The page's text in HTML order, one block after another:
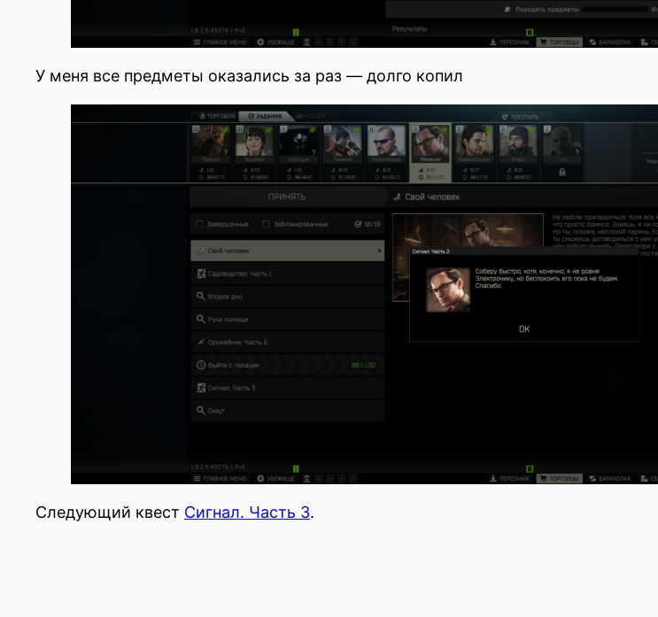
У меня все предметы оказались за раз — долго копил
Следующий квест Сигнал. Часть 3.